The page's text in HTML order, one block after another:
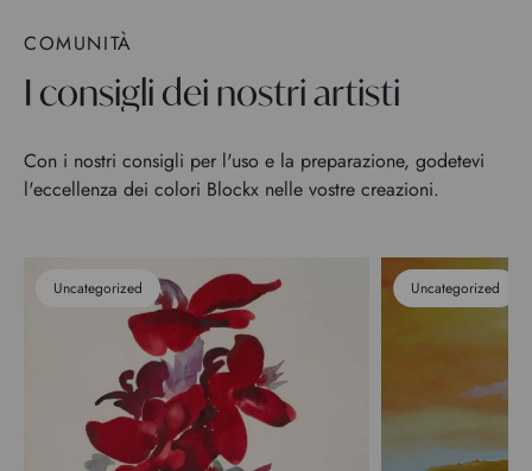
COMUNITÀ
I consigli dei nostri artisti
Con i nostri consigli per l'uso e la preparazione, godetevi
l'eccellenza dei colori Blockx nelle vostre creazioni.
Uncategorized Uncategorized